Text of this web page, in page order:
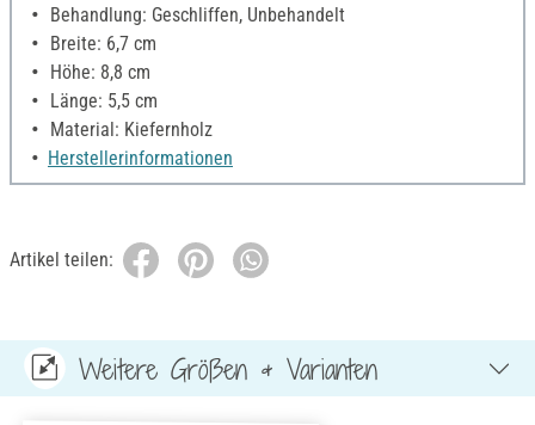
Behandlung: Geschliffen, Unbehandelt
Breite: 6,7 cm
Höhe: 8,8 cm
Länge: 5,5 cm
Material: Kiefernholz
Herstellerinformationen
Artikel teilen:
Weitere Größen & Varianten